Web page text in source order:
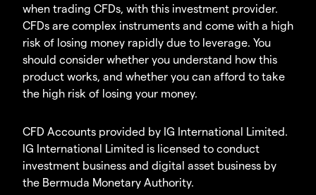
when trading CFDs, with this investment provider.
CFDs are complex instruments and come with a high
risk of losing money rapidly due to leverage. You
should consider whether you understand how this
product works, and whether you can afford to take
the high risk of losing your money.
CFD Accounts provided by IG International Limited.
IG International Limited is licensed to conduct
investment business and digital asset business by
the Bermuda Monetary Authority.